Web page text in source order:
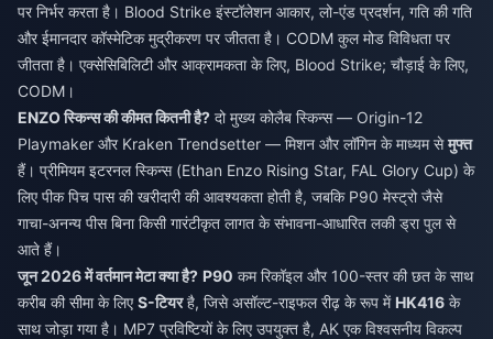
पर निर्भर करता है। Blood Strike इंस्टॉलेशन आकार, लो-एंड प्रदर्शन, गति की गति
और ईमानदार कॉस्मेटिक मुद्रीकरण पर जीतता है। CODM कुल मोड विविधता पर
जीतता है। एक्सेसिबिलिटी और आक्रामकता के लिए, Blood Strike; चौड़ाई के लिए,
CODM।
ENZO स्किन्स की कीमत कितनी है? दो मुख्य कोलैब स्किन्स — Origin-12
Playmaker और Kraken Trendsetter — मिशन और लॉगिन के माध्यम सेमुफ्त
हैं। प्रीमियम इटरनल स्किन्स (Ethan Enzo Rising Star, FAL Glory Cup) के
लिए पीक पिच पास की खरीदारी की आवश्यकता होती है, जबकि P90 मेस्ट्रो जैसे
गाचा-अनन्य पीस बिना किसी गारंटीकृत लागत के संभावना-आधारित लकी ड्रा पुल से
आते हैं।
जून 2026 में वर्तमान मेटा क्या है? P90 कम रिकॉइल और 100-स्तर की छत के साथ
करीब की सीमा के लिए S-टियरहै, जिसे असॉल्ट-राइफल रीढ़ के रूप मेंHK416 के
साथ जोड़ा गया है। MP7 प्रविष्टियों के लिए उपयुक्त है, AK एक विश्वसनीय विकल्प